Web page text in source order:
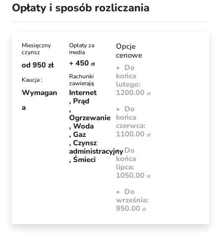
Opłaty i sposób rozliczania
Miesięczny
czynsz
od 950 zł
Kaucja :
Wymagan
a
Opłaty za
media
+ 450 zł
Rachunki
zawierają
Internet
Prąd
Ogrzewanie
Woda
Gaz
Czynsz
administracyjny
Śmieci
Opcje
cenowe
Do
końca
lutego:
1200.00 zł
Do
końca
czerwca:
1100.00 zł
Do
końca
lipca:
1050.00 zł
Do
września:
950.00 zł